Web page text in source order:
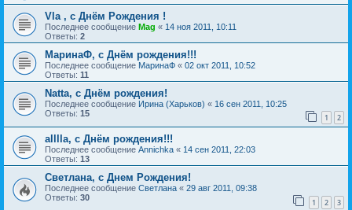
Vla , с Днём Рождения !
Последнее сообщение Mag « 14 ноя 2011, 10:11
Ответы: 2
МаринаФ, с Днём рождения!!!
Последнее сообщение МаринаФ « 02 окт 2011, 10:52
Ответы: 11
Natta, с Днём рождения!
Последнее сообщение Ирина (Харьков) « 16 сен 2011, 10:25
Ответы: 15 1 2
alllla, с Днём рождения!!!
Последнее сообщение Annichka « 14 сен 2011, 22:03
Ответы: 13
Светлана, с Днем Рождения!
Последнее сообщение Светлана « 29 авг 2011, 09:38
Ответы: 30 1 2 3